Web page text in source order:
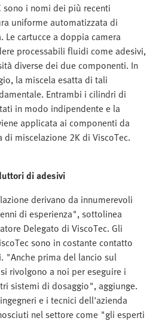
sono i nomi dei più recenti
uniforme automatizzata di
Le cartucce a doppia camera
processabili fluidi come adesivi,
diverse dei due componenti. In
la miscela esatta di tali
Entrambi i cilindri di
in modo indipendente e la
applicata ai componenti da
miscelazione 2K di ViscoTec.
di adesivi
derivano da innumerevoli
di esperienza", sottolinea
Delegato di ViscoTec. Gli
sono in costante contatto
"Anche prima del lancio sul
rivolgono a noi per eseguire i
sistemi di dosaggio", aggiunge.
e i tecnici dell'azienda
nel settore come "gli esperti